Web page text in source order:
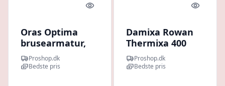
Quick look
Oras Optima
brusearmatur,
krom
Proshop.dk
Bedste pris
Quick
Damixa Rowan
Thermixa 400
termostatarmatur
til kar og brus,
Proshop.dk
Bedste pris